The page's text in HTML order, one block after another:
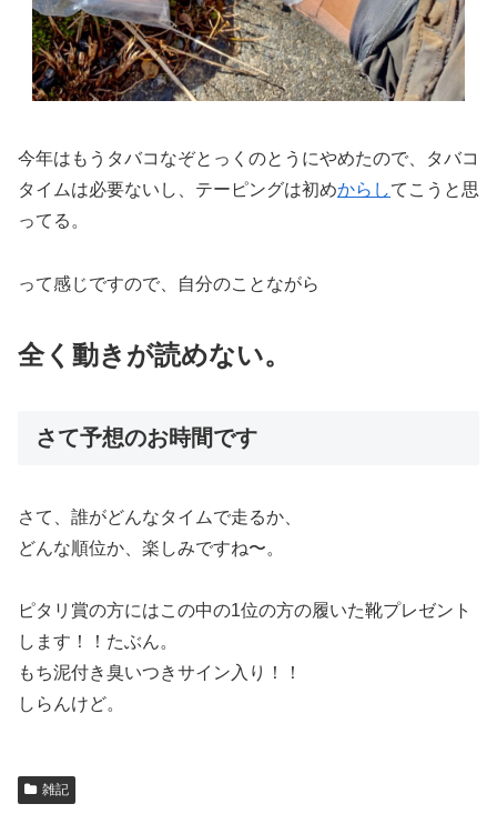
今年はもうタバコなぞとっくのとうにやめたので、タバコ
タイムは必要ないし、テーピングは初めからしてこうと思
ってる。
って感じですので、自分のことながら
全く動きが読めない。
さて予想のお時間です
さて、誰がどんなタイムで走るか、
どんな順位か、楽しみですね〜。
ピタリ賞の方にはこの中の1位の方の履いた靴プレゼント
します！！たぶん。
もち泥付き臭いつきサイン入り！！
しらんけど。
雑記